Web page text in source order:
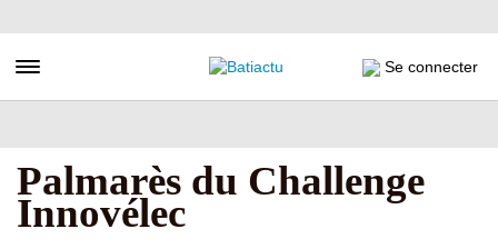
au
principal
Toggle navigation Se connecter
Palmarès du Challenge
Innovélec